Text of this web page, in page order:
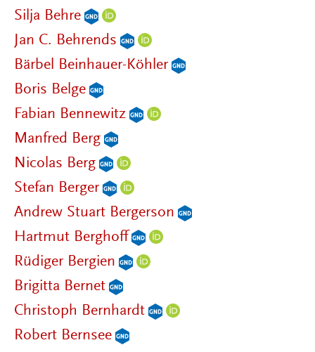
Silja Behre
Jan C. Behrends
Bärbel Beinhauer-Köhler
Boris Belge
Fabian Bennewitz
Manfred Berg
Nicolas Berg
Stefan Berger
Andrew Stuart Bergerson
Hartmut Berghoff
Rüdiger Bergien
Brigitta Bernet
Christoph Bernhardt
Robert Bernsee